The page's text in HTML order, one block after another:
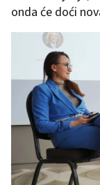
onda će doći